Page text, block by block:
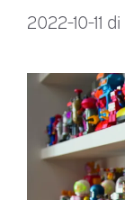
2022-10-11 di